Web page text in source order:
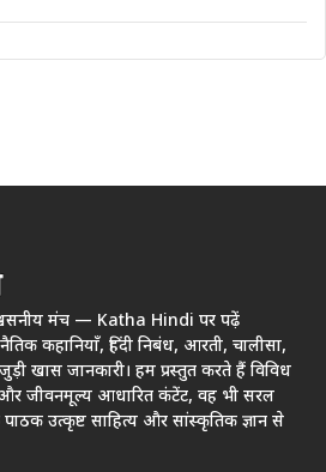
मंच — Katha Hindi पर पढ़ें
कहानियाँ, हिंदी निबंध, आरती, चालीसा,
खास जानकारी। हम प्रस्तुत करते हैं विविध
और जीवनमूल्य आधारित कंटेंट, वह भी सरल
उत्कृष्ट साहित्य और सांस्कृतिक ज्ञान से